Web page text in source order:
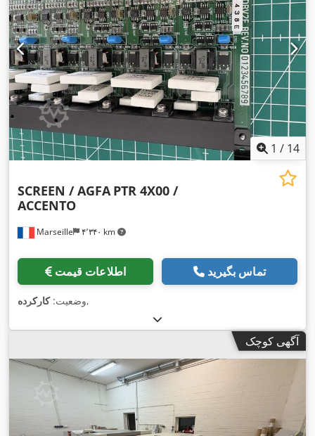
1 / 14
Marseille ۴٬۳۴۰ km
SCREEN / AGFA PTR 4X00 /
ACCENTO
اطلاعات قیمت تماس بگیرید
وضعیت:کارکرده ,
آگهی کوچک